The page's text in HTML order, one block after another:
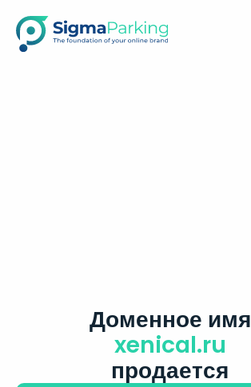
Доменное имя
xenical.ru
продается